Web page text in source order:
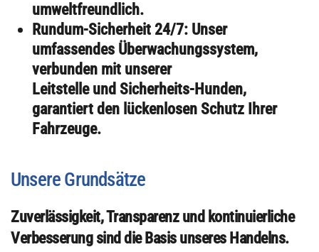
umweltfreundlich.
Rundum-Sicherheit 24/7: Unser
umfassendes Überwachungssystem,
verbunden mit unserer
Leitstelle und Sicherheits-Hunden,
garantiert den lückenlosen Schutz Ihrer
Fahrzeuge.
Unsere Grundsätze
Zuverlässigkeit, Transparenz und kontinuierliche
Verbesserung sind die Basis unseres Handelns.